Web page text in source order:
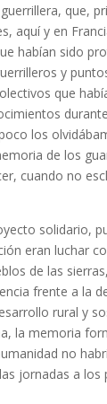
que,
aquí y en
habían sido
y
que
los
de los
cuando no
solidario,
eran luchar
de las
frente a la
rural y
la memoria
no
jornadas a los